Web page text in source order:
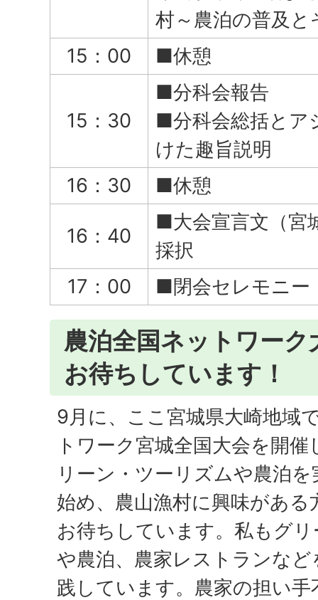
村～農泊の普及と
15：00
■休憩
15：30
■分科会報告
■分科会総括とア
けた趣旨説明
16：30
■休憩
16：40
■大会宣言文（宮
採択
17：00
■閉会セレモニー
農泊全国ネットワーク
お待ちしています！
9月に、ここ宮城県大崎地域
トワーク宮城全国大会を開
リーン・ツーリズムや農泊
始め、農山漁村に興味がある
お待ちしています。私もグ
や農泊、農家レストランな
践しています。農家の担い